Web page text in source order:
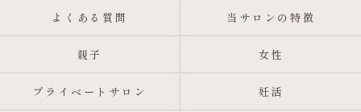
よくある質問 当サロンの特徴
親子 女性
プライベートサロン 妊活